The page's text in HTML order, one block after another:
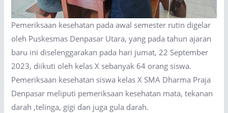
Pemeriksaan kesehatan pada awal semester rutin digelar
oleh Puskesmas Denpasar Utara, yang pada tahun ajaran
baru ini diselenggarakan pada hari jumat, 22 September
2023, diikuti oleh kelas X sebanyak 64 orang siswa.
Pemeriksaan kesehatan siswa kelas X SMA Dharma Praja
Denpasar meliputi pemeriksaan kesehatan mata, tekanan
darah ,telinga, gigi dan juga gula darah.